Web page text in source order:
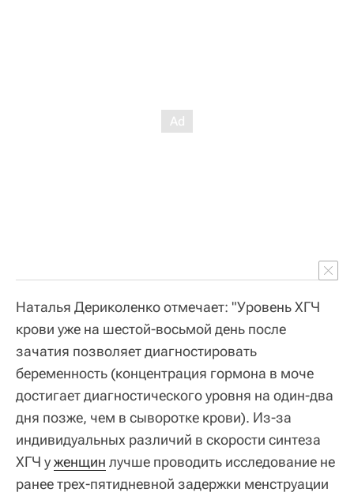
Наталья Дериколенко отмечает: "Уровень ХГЧ
крови уже на шестой-восьмой день после
зачатия позволяет диагностировать
беременность (концентрация гормона в моче
достигает диагностического уровня на один-два
дня позже, чем в сыворотке крови). Из-за
индивидуальных различий в скорости синтеза
ХГЧ уженщин лучше проводить исследование не
ранее трех-пятидневной задержки менструации